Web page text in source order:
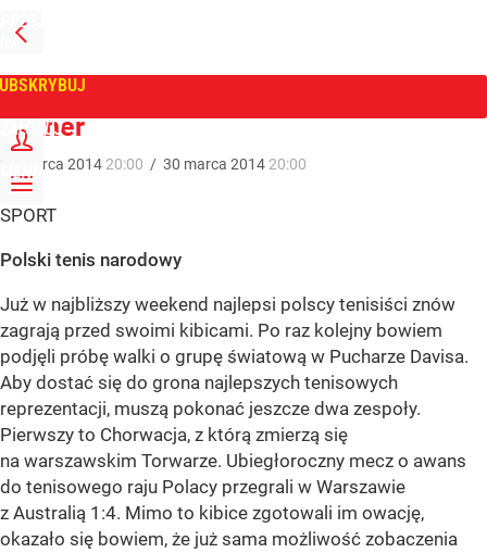
PRZEJDŹ
NA
GŁÓWNĄ
ZALOGUJ
MENU
Tygodnik Wprost
Skaner
30 marca 2014 20:00 / 30 marca 2014 20:00
SPORT
Polski tenis narodowy
Już w najbliższy weekend najlepsi polscy tenisiści znów
zagrają przed swoimi kibicami. Po raz kolejny bowiem
podjęli próbę walki o grupę światową w Pucharze Davisa.
Aby dostać się do grona najlepszych tenisowych
reprezentacji, muszą pokonać jeszcze dwa zespoły.
Pierwszy to Chorwacja, z którą zmierzą się
na warszawskim Torwarze. Ubiegłoroczny mecz o awans
do tenisowego raju Polacy przegrali w Warszawie
z Australią 1:4. Mimo to kibice zgotowali im owację,
okazało się bowiem, że już sama możliwość zobaczenia